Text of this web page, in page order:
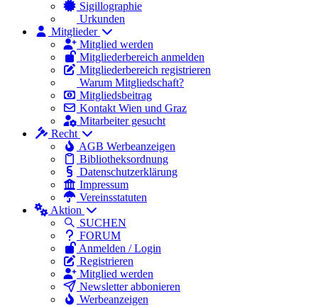
Sigillographie
Urkunden
Mitglieder
Mitglied werden
Mitgliederbereich anmelden
Mitgliederbereich registrieren
Warum Mitgliedschaft?
Mitgliedsbeitrag
Kontakt Wien und Graz
Mitarbeiter gesucht
Recht
AGB Werbeanzeigen
Bibliotheksordnung
Datenschutzerklärung
Impressum
Vereinsstatuten
Aktion
SUCHEN
FORUM
Anmelden / Login
Registrieren
Mitglied werden
Newsletter abbonieren
Werbeanzeigen